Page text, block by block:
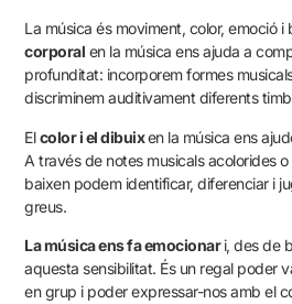
La música és moviment, color, emoció i
corporal en la música ens ajuda a
profunditat: incorporem formes
discriminem auditivament diferents
Elcolor i el dibuixen la música ens
A través de notes musicals acolorides
baixen podem identificar, diferenciar i
greus.
La música ens fa emocionari, des de
aquesta sensibilitat. És un regal poder
en grup i poder expressar-nos amb el